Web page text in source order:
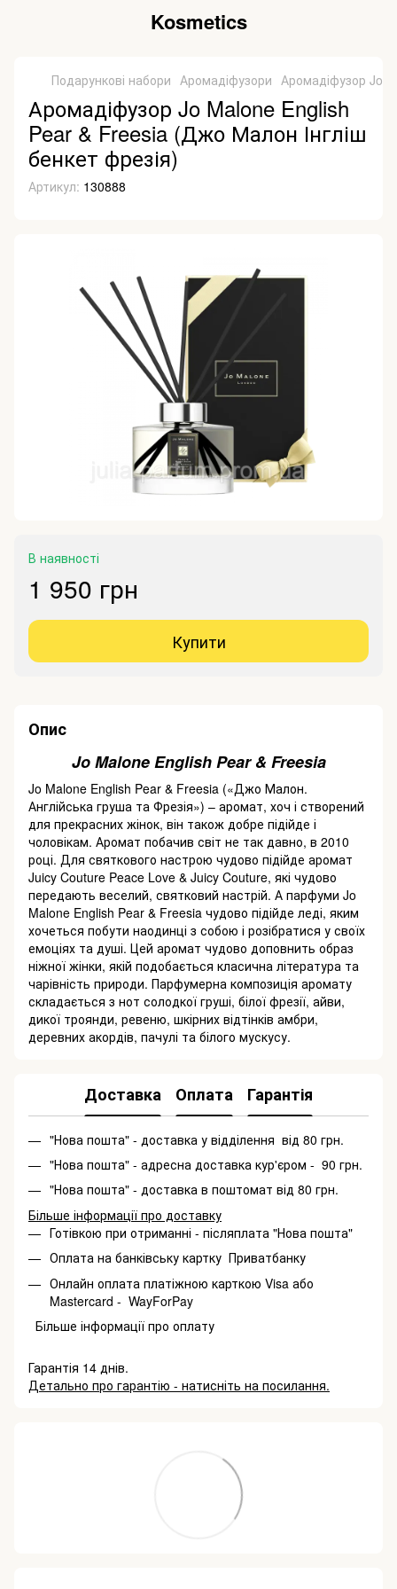
Kosmetics
Подарункові набори Аромадіфузори Аромадіфузор Jo
Аромадіфузор Jo Malone English
Pear & Freesia (Джо Малон Інгліш
бенкет фрезія)
Артикул: 130888
В наявності
1 950 грн
Купити
Опис
Jo Malone English Pear & Freesia
Jo Malone English Pear & Freesia («Джо Малон.
Англійська груша та Фрезія») – аромат, хоч і створений
для прекрасних жінок, він також добре підійде і
чоловікам. Аромат побачив світ не так давно, в 2010
році. Для святкового настрою чудово підійде аромат
Juicy Couture Peace Love & Juicy Couture, які чудово
передають веселий, святковий настрій. А парфуми Jo
Malone English Pear & Freesia чудово підійде леді, яким
хочеться побути наодинці з собою і розібратися у своїх
емоціях та душі. Цей аромат чудово доповнить образ
ніжної жінки, якій подобається класична література та
чарівність природи. Парфумерна композиція аромату
складається з нот солодкої груші, білої фрезії, айви,
дикої троянди, ревеню, шкірних відтінків амбри,
деревних акордів, пачулі та білого мускусу.
Доставка Оплата Гарантія
"Нова пошта" - доставка у відділення від 80 грн.
"Нова пошта" - адресна доставка кур'єром - 90 грн.
"Нова пошта" - доставка в поштомат від 80 грн.
Більше інформації про доставку
Готівкою при отриманні - післяплата "Нова пошта"
Оплата на банківську картку Приватбанку
Онлайн оплата платіжною карткою Visa або
Mastercard - WayForPay
Більше інформації про оплату
Гарантія 14 днів.
Детально про гарантію - натисніть на посилання.